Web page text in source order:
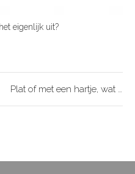
eigenlijk uit?
Plat of met een hartje, wat maakt het eigenlijk uit?